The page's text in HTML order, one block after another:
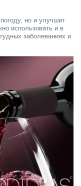
но и улучшит
использовать и в
заболеваниях и